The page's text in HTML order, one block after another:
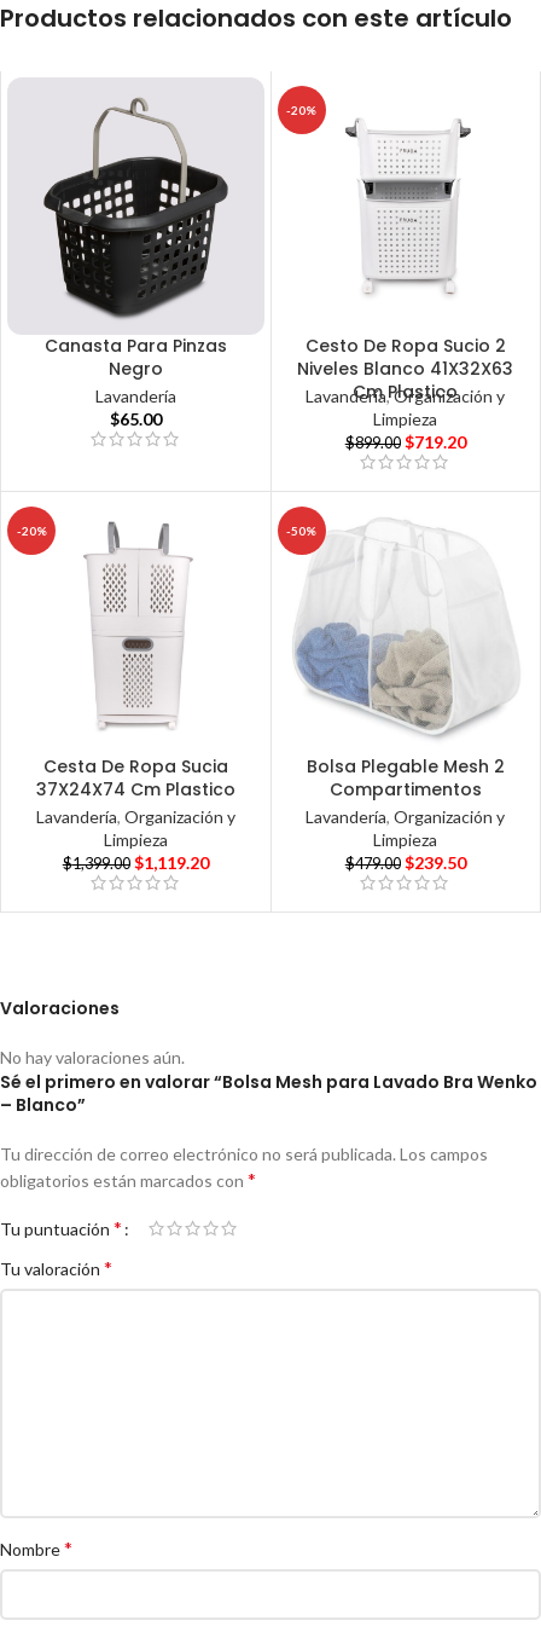
Productos relacionados con este artículo
Canasta Para Pinzas
Negro
Lavandería
$65.00
-20%
Cesto De Ropa Sucio 2
Niveles Blanco 41X32X63
Cm Plastico
Lavandería,Organización y
Limpieza
$899.00 $719.20
-20%
Cesta De Ropa Sucia
37X24X74 Cm Plastico
Lavandería, Organización y
Limpieza
$1,399.00 $1,119.20
-50%
Bolsa Plegable Mesh 2
Compartimentos
Lavandería,Organización y
Limpieza
$479.00 $239.50
Valoraciones
No hay valoraciones aún.
Sé el primero en valorar “Bolsa Mesh para Lavado Bra Wenko
– Blanco”
Tu dirección de correo electrónico no será publicada. Los campos
obligatorios están marcados con *
Tu puntuación *
Tu valoración *
Nombre*